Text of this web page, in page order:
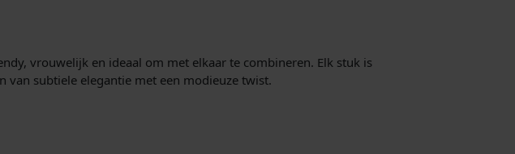
vrouwelijk en ideaal om met elkaar te combineren. Elk stuk is
subtiele elegantie met een modieuze twist.